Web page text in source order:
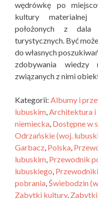
wędrówkę po
kultury materialnej
położonych z dala
turystycznych. Być
do własnych
zdobywania
związanych z nimi
Kategorii: Albumy i
lubuskim,Architektura
niemiecka, Dostępne w
Odrzańskie (woj.
Garbacz, Polska,
lubuskim, Przewodnik
lubuskiego, Przewodniki
pobrania,Świebodzin
Zabytki kultury,